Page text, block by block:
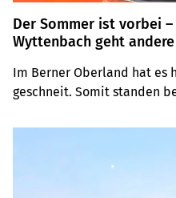
Der Sommer ist vorbei –
Wyttenbach geht
Im Berner Oberland hat es
geschneit. Somit standen